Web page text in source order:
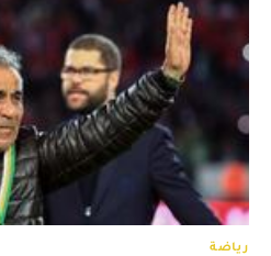
رياضة